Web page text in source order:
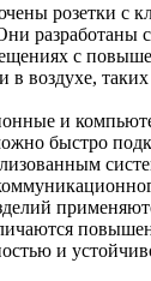
розетки с
разработаны
с
в воздухе,
и
быстро
и